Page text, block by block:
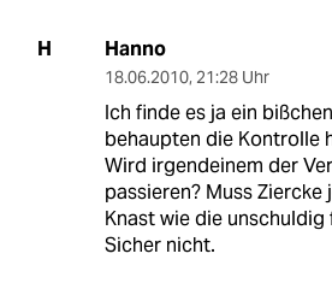
H Hanno
18.06.2010, 21:28 Uhr
Ich finde es ja ein
behaupten die Kontrolle
Wird irgendeinem der
passieren? Muss
Knast wie die
Sicher nicht.